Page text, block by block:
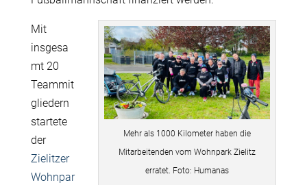
Mehr als 1000 Kilometer haben die
Mitarbeitenden vom Wohnpark Zielitz
erratet. Foto: Humanas
Mit
insgesa
mt 20
Teammit
gliedern
startete
der
Zielitzer
Wohnpar